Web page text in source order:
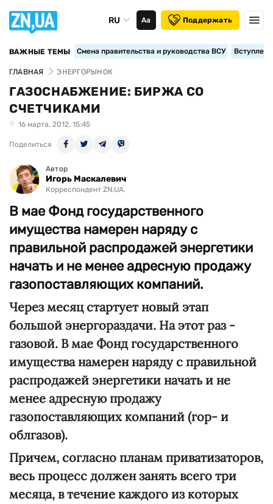
RU Аа Поддержать
ВАЖНЫЕ ТЕМЫ Смена правительства и руководства ВСУ
ГЛАВНАЯ ЭНЕРГОРЫНОК
ГАЗОСНАБЖЕНИЕ: БИРЖА СО
СЧЕТЧИКАМИ
16 марта, 2012, 15:45
Поделиться
Автор
Игорь Маскалевич
Корреспондент ZN.UA.
В мае Фонд государственного
имущества намерен наряду с
правильной распродажей энергетики
начать и не менее адресную продажу
газопоставляющих компаний.
Через месяц стартует новый этап
большой энергораздачи. На этот раз -
газовой. В мае Фонд государственного
имущества намерен наряду с правильной
распродажей энергетики начать и не
менее адресную продажу
газопоставляющих компаний (гор- и
облгазов).
Причем, согласно планам приватизаторов,
весь процесс должен занять всего три
месяца, в течение каждого из которых